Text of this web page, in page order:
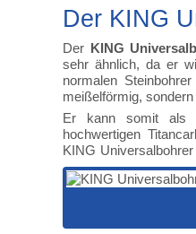
Der KING
Der KING
sehr ähnlich, da er
normalen
meißelförmig,
Er kann somit als
hochwertigen
KING